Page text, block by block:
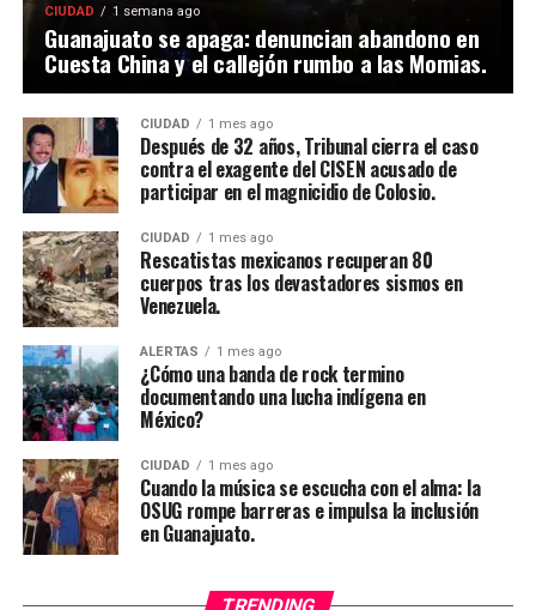
CIUDAD 1 semana ago
Guanajuato se apaga: denuncian abandono en
Cuesta China y el callejón rumbo a las Momias.
CIUDAD 1 mes ago
Después de 32 años, Tribunal cierra el caso
contra el exagente del CISEN acusado de
participar en el magnicidio de Colosio.
CIUDAD 1 mes ago
Rescatistas mexicanos recuperan 80
cuerpos tras los devastadores sismos en
Venezuela.
ALERTAS 1 mes ago
¿Cómo una banda de rock termino
documentando una lucha indígena en
México?
CIUDAD 1 mes ago
Cuando la música se escucha con el alma: la
OSUG rompe barreras e impulsa la inclusión
en Guanajuato.
TRENDING